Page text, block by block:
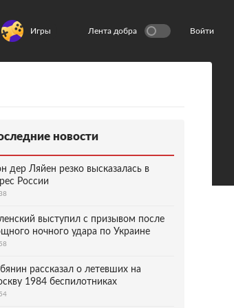
Игры Лента добра Войти
новости
дер Ляйен резко высказалась в
России
выступил с призывом после
ночного удара по Украине
рассказал о летевших на
1984 беспилотниках